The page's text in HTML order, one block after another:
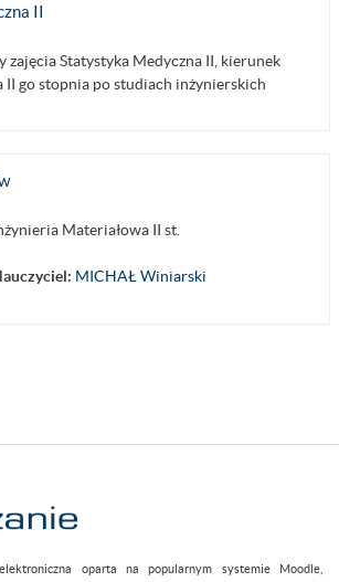
II
zajęcia Statystyka Medyczna II, kierunek
II go stopnia po studiach inżynierskich
Materiałowa II st.
MICHAŁ Winiarski
oparta na popularnym systemie Moodle,